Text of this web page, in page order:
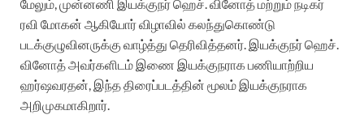
மேலும், முன்னணி இயக்குநர் ஹெச். வினோத் மற்றும் நடிகர்
ரவி மோகன் ஆகியோர் விழாவில் கலந்துகொண்டு
படக்குழுவினருக்கு வாழ்த்து தெரிவித்தனர். இயக்குநர் ஹெச்.
வினோத் அவர்களிடம் இணை இயக்குநராக பணியாற்றிய
ஹர்ஷவரதன், இந்த திரைப்படத்தின் மூலம் இயக்குநராக
அறிமுகமாகிறார்.